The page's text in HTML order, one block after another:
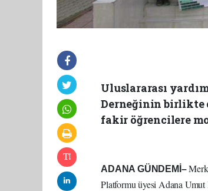
Uluslararası
Derneğinin birlikte
fakir öğrencilere
ADANA GÜNDEMİ–
Platformu üyesi Adana